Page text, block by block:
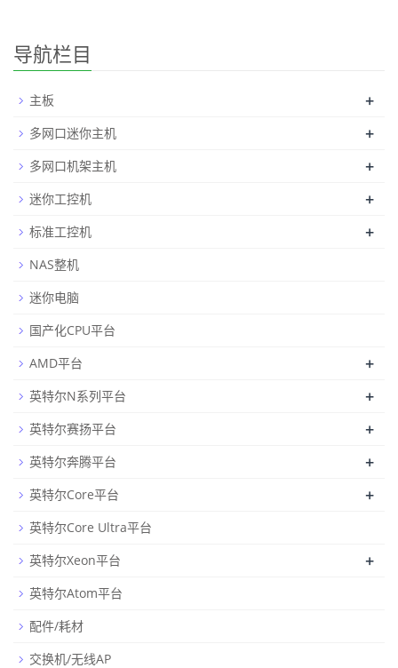
导航栏目
主板 +
多网口迷你主机 +
多网口机架主机 +
迷你工控机 +
标准工控机 +
NAS整机
迷你电脑
国产化CPU平台
AMD平台
+
英特尔N系列平台 +
英特尔赛扬平台 +
英特尔奔腾平台 +
英特尔Core平台 +
英特尔Core Ultra平台
英特尔Xeon平台
+
英特尔Atom平台
配件/耗材
交换机/无线AP